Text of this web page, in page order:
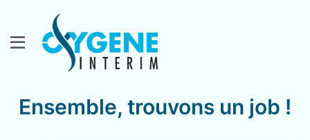
Ensemble, trouvons un job !